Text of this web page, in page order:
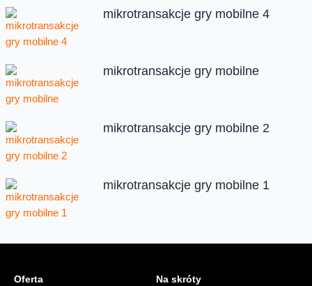
mikrotransakcje gry mobilne 4
mikrotransakcje gry mobilne
mikrotransakcje gry mobilne 2
mikrotransakcje gry mobilne 1
Oferta Na skróty